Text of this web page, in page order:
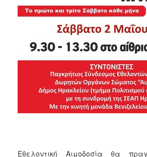
Εθελοντική Αιμοδοσία θα